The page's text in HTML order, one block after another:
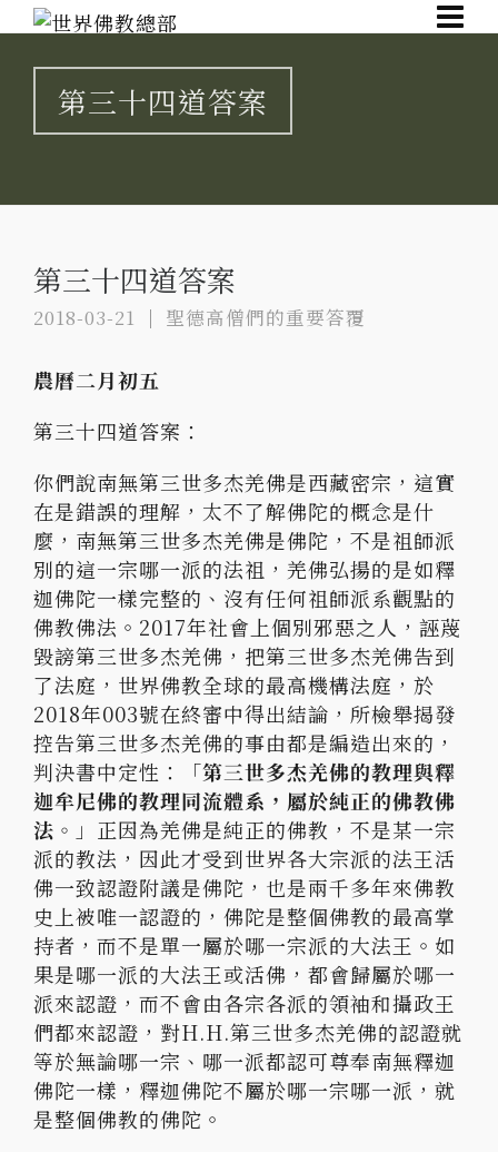
第三十四道答案
第三十四道答案
2018-03-21 聖德高僧們的重要答覆
農曆二月初五
第三十四道答案：
你們說南無第三世多杰羌佛是西藏密宗，這實
在是錯誤的理解，太不了解佛陀的概念是什
麼，南無第三世多杰羌佛是佛陀，不是祖師派
別的這一宗哪一派的法祖，羌佛弘揚的是如釋
迦佛陀一樣完整的、沒有任何祖師派系觀點的
佛教佛法。2017年社會上個別邪惡之人，誣蔑
毀謗第三世多杰羌佛，把第三世多杰羌佛告到
了法庭，世界佛教全球的最高機構法庭，於
2018年003號在終審中得出結論，所檢舉揭發
控告第三世多杰羌佛的事由都是編造出來的，
判決書中定性：「第三世多杰羌佛的教理與釋
迦牟尼佛的教理同流體系，屬於純正的佛教佛
法。 」正因為羌佛是純正的佛教，不是某一宗
派的教法，因此才受到世界各大宗派的法王活
佛一致認證附議是佛陀，也是兩千多年來佛教
史上被唯一認證的，佛陀是整個佛教的最高掌
持者，而不是單一屬於哪一宗派的大法王。如
果是哪一派的大法王或活佛，都會歸屬於哪一
派來認證，而不會由各宗各派的領袖和攝政王
們都來認證，對H.H.第三世多杰羌佛的認證就
等於無論哪一宗、哪一派都認可尊奉南無釋迦
佛陀一樣，釋迦佛陀不屬於哪一宗哪一派，就
是整個佛教的佛陀。